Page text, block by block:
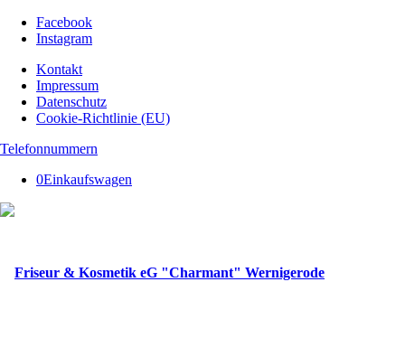
Facebook
Instagram
Kontakt
Impressum
Datenschutz
Cookie-Richtlinie (EU)
Telefonnummern
0Einkaufswagen